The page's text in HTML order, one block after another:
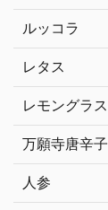
ルッコラ
レタス
レモングラス
万願寺唐辛子
人参